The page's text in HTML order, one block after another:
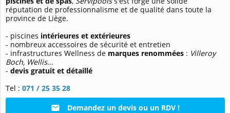
réputation de professionnalisme et de qualité dans toute la
province de Liège.
- piscines intérieures et extérieures
- nombreux accessoires de sécurité et entretien
- infrastructures Wellness de marques renommées : Villeroy
Boch, Wellis...
- devis gratuit et détaillé
Tel : 071 / 25 35 28
Demandez un devis ou un RDV !